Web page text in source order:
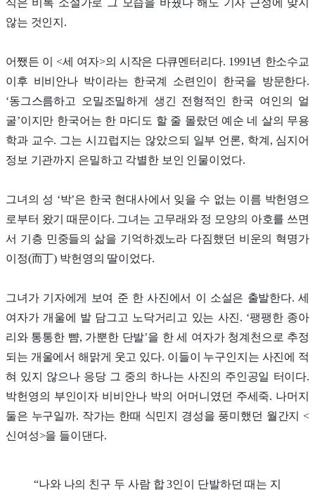
않는 것인지.
어쨌든 이 <세 여자>의 시작은 다큐멘터리다. 1991년 한소수교
이후 비비안나 박이라는 한국계 소련인이 한국을 방문한다.
‘동그스름하고 오밀조밀하게 생긴 전형적인 한국 여인의 얼
굴’이지만 한국어는 한 마디도 할 줄 몰랐던 예순 네 살의 무용
학과 교수. 그는 시끄럽지는 않았으되 일부 언론, 학계, 심지어
정보 기관까지 은밀하고 각별한 보인 인물이었다.
그녀의 성 ‘박’은 한국 현대사에서 잊을 수 없는 이름 박헌영으
로부터 왔기 때문이다. 그녀는 고무래와 정 모양의 아호를 쓰면
서 기층 민중들의 삶을 기억하겠노라 다짐했던 비운의 혁명가
이정(而丁) 박헌영의 딸이었다.
그녀가 기자에게 보여 준 한 사진에서 이 소설은 출발한다. 세
여자가 개울에 발 담그고 노닥거리고 있는 사진. ‘팽팽한 종아
리와 통통한 뺨, 가뿐한 단발’을 한 세 여자가 청계천으로 추정
되는 개울에서 해맑게 웃고 있다. 이들이 누구인지는 사진에 적
혀 있지 않으나 응당 그 중의 하나는 사진의 주인공일 터이다.
박헌영의 부인이자 비비안나 박의 어머니였던 주세죽. 나머지
둘은 누구일까. 작가는 한때 식민지 경성을 풍미했던 월간지 <
신여성>을 들이댄다.
“나와 나의 친구 두 사람 합 3인이 단발하던 때는 지